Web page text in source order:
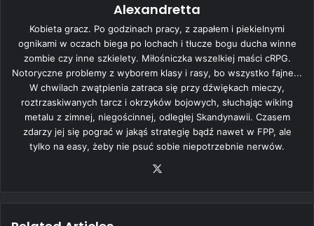
Alexandretta
Kobieta gracz. Po godzinach pracy, z zapałem i piekielnymi
ognikami w oczach biega po lochach i tłucze bogu ducha winne
zombie czy inne szkielety. Miłośniczka wszelkiej maści cRPG.
Notoryczne problemy z wyborem klasy i rasy, bo wszystko fajne...
W chwilach zwątpienia zatraca się przy dźwiękach mieczy,
roztrzaskiwanych tarcz i okrzyków bojowych, słuchając wiking
metalu z zimnej, niegościnnej, odległej Skandynawii. Czasem
zdarzy jej się pograć w jakąś strategię bądź nawet w FPP, ale
tylko na easy, żeby nie psuć sobie niepotrzebnie nerwów.